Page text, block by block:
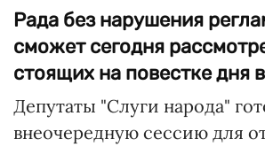
Рада без нарушения
сможет сегодня
стоящих на повестке дня
Депутаты "Слуги народа"
внеочередную сессию для